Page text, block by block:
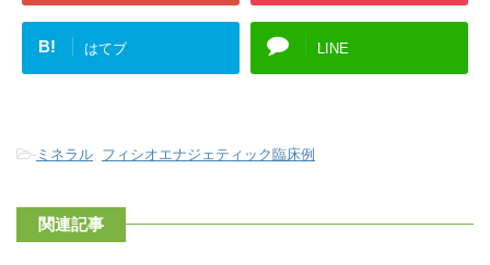
B! はてブ LINE
- ミネラル, フィシオエナジェティック臨床例
関連記事